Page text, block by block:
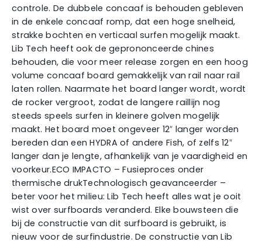
controle. De dubbele concaaf is behouden gebleven
in de enkele concaaf romp, dat een hoge snelheid,
strakke bochten en verticaal surfen mogelijk maakt.
Lib Tech heeft ook de geprononceerde chines
behouden, die voor meer release zorgen en een hoog
volume concaaf board gemakkelijk van rail naar rail
laten rollen. Naarmate het board langer wordt, wordt
de rocker vergroot, zodat de langere raillijn nog
steeds speels surfen in kleinere golven mogelijk
maakt. Het board moet ongeveer 12″ langer worden
bereden dan een HYDRA of andere Fish, of zelfs 12″
langer dan je lengte, afhankelijk van je vaardigheid en
voorkeur.ECO IMPACTO – Fusieproces onder
thermische drukTechnologisch geavanceerder –
beter voor het milieu: Lib Tech heeft alles wat je ooit
wist over surfboards veranderd. Elke bouwsteen die
bij de constructie van dit surfboard is gebruikt, is
nieuw voor de surfindustrie. De constructie van Lib